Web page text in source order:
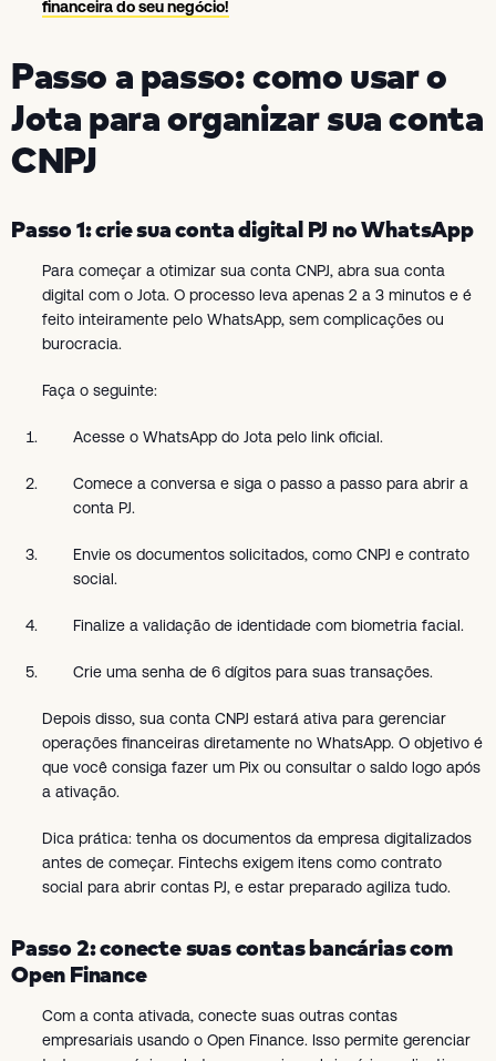
financeira do seu negócio!
Passo a passo: como usar o
Jota para organizar sua conta
CNPJ
Passo 1: crie sua conta digital PJ no WhatsApp
Para começar a otimizar sua conta CNPJ, abra sua conta
digital com o Jota. O processo leva apenas 2 a 3 minutos e é
feito inteiramente pelo WhatsApp, sem complicações ou
burocracia.
Faça o seguinte:
Acesse o WhatsApp do Jota pelo link oficial.
Comece a conversa e siga o passo a passo para abrir a
conta PJ.
Envie os documentos solicitados, como CNPJ e contrato
social.
Finalize a validação de identidade com biometria facial.
Crie uma senha de 6 dígitos para suas transações.
Depois disso, sua conta CNPJ estará ativa para gerenciar
operações financeiras diretamente no WhatsApp. O objetivo é
que você consiga fazer um Pix ou consultar o saldo logo após
a ativação.
Dica prática: tenha os documentos da empresa digitalizados
antes de começar. Fintechs exigem itens como contrato
social para abrir contas PJ, e estar preparado agiliza tudo.
Passo 2: conecte suas contas bancárias com
Open Finance
Com a conta ativada, conecte suas outras contas
empresariais usando o Open Finance. Isso permite gerenciar